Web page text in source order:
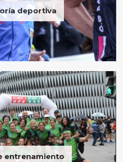
deportiva
entrenamiento